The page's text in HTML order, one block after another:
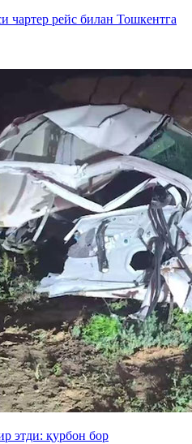
чартер рейс билан Тошкентга
этди: қурбон бор